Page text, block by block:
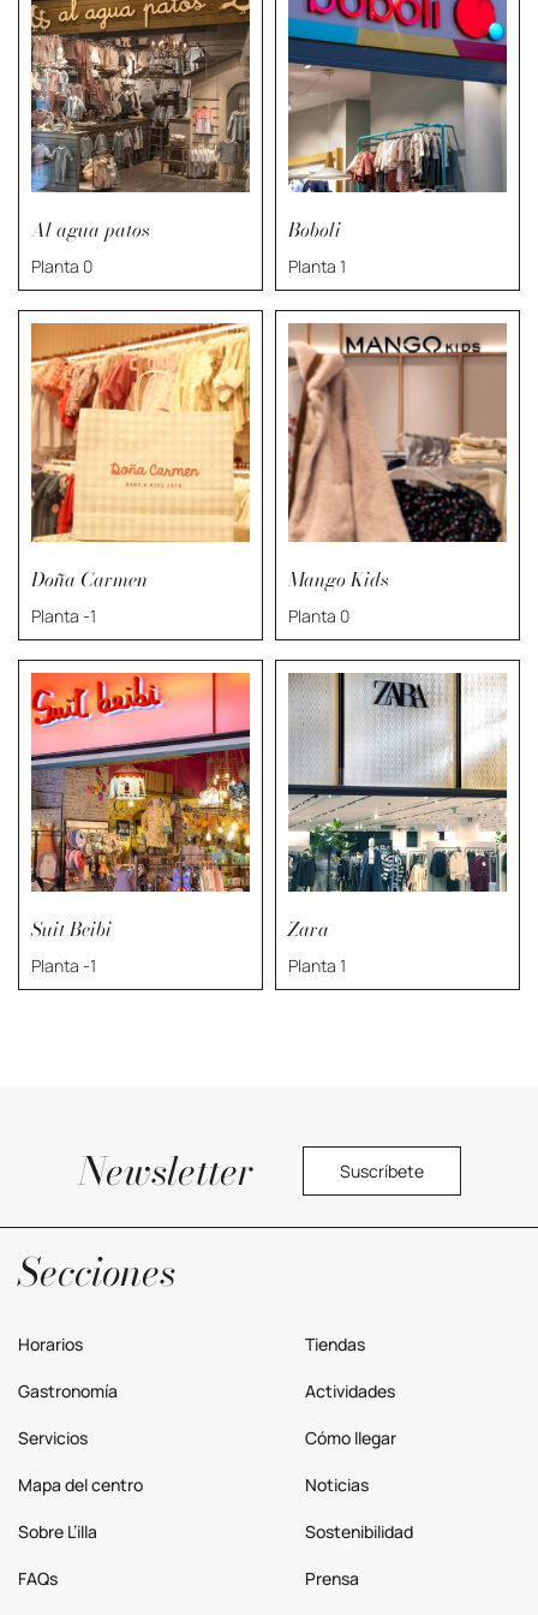
Al agua patos
Planta 0
Boboli
Planta 1
Doña Carmen
Planta -1
Mango Kids
Planta 0
Suit Beibi
Planta -1
Zara
Planta 1
Newsletter Suscríbete
Secciones
Horarios Tiendas
Gastronomía Actividades
Servicios Cómo llegar
Mapa del centro Noticias
Sobre L’illa Sostenibilidad
FAQs Prensa